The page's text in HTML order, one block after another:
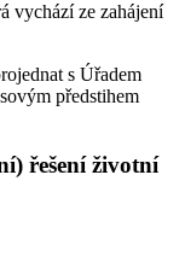
vychází ze zahájení
s Úřadem
předstihem
řešení životní